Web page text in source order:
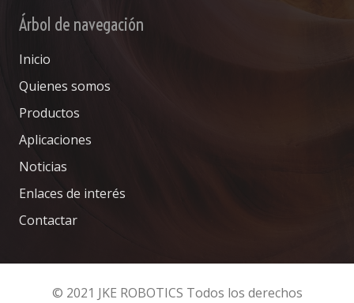
Árbol de navegación
Inicio
Quienes somos
Productos
Aplicaciones
Noticias
Enlaces de interés
Contactar
© 2021 JKE ROBOTICS Todos los derechos